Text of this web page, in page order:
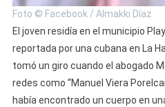
Foto © Facebook / Almakki Díaz
El joven residía en el municipio
reportada por una cubana en La
tomó un giro cuando el abogado
redes como “Manuel Viera
había encontrado un cuerpo en